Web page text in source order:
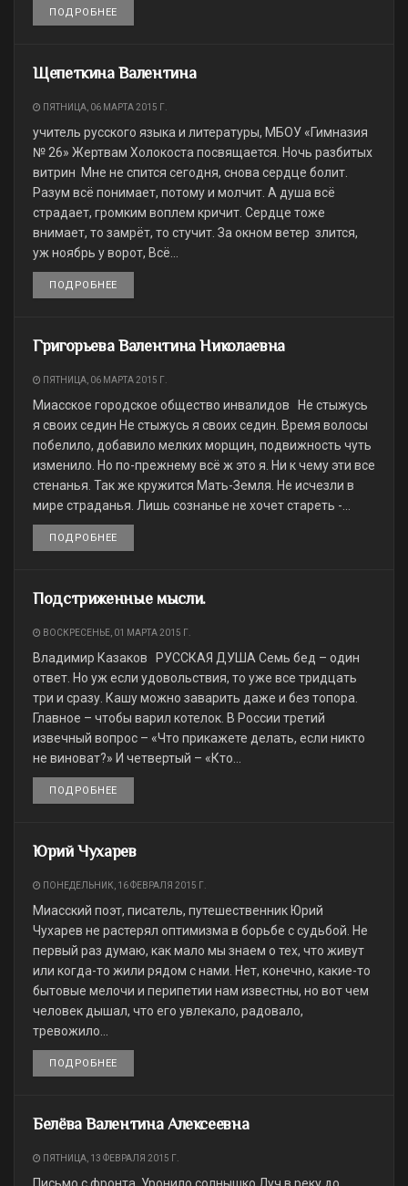
ПОДРОБНЕЕ
Щепеткина Валентина
ПЯТНИЦА, 06 МАРТА 2015 Г.
учитель русского языка и литературы, МБОУ «Гимназия
№ 26» Жертвам Холокоста посвящается. Ночь разбитых
витрин Мне не спится сегодня, снова сердце болит.
Разум всё понимает, потому и молчит. А душа всё
страдает, громким воплем кричит. Сердце тоже
внимает, то замрёт, то стучит. За окном ветер злится,
уж ноябрь у ворот, Всё...
ПОДРОБНЕЕ
Григорьева Валентина Николаевна
ПЯТНИЦА, 06 МАРТА 2015 Г.
Миасское городское общество инвалидов Не стыжусь
я своих седин Не стыжусь я своих седин. Время волосы
побелило, добавило мелких морщин, подвижность чуть
изменило. Но по-прежнему всё ж это я. Ни к чему эти все
стенанья. Так же кружится Мать-Земля. Не исчезли в
мире страданья. Лишь сознанье не хочет стареть -...
ПОДРОБНЕЕ
Подстриженные мысли.
ВОСКРЕСЕНЬЕ, 01 МАРТА 2015 Г.
Владимир Казаков РУССКАЯ ДУША Семь бед – один
ответ. Но уж если удовольствия, то уже все тридцать
три и сразу. Кашу можно заварить даже и без топора.
Главное – чтобы варил котелок. В России третий
извечный вопрос – «Что прикажете делать, если никто
не виноват?» И четвертый – «Кто...
ПОДРОБНЕЕ
Юрий Чухарев
ПОНЕДЕЛЬНИК, 16 ФЕВРАЛЯ 2015 Г.
Миасский поэт, писатель, путешественник Юрий
Чухарев не растерял оптимизма в борьбе с судьбой. Не
первый раз думаю, как мало мы знаем о тех, что живут
или когда-то жили рядом с нами. Нет, конечно, какие-то
бытовые мелочи и перипетии нам известны, но вот чем
человек дышал, что его увлекало, радовало,
тревожило...
ПОДРОБНЕЕ
Белёва Валентина Алексеевна
ПЯТНИЦА, 13 ФЕВРАЛЯ 2015 Г.